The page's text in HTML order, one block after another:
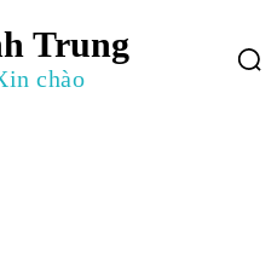
Trung
chào